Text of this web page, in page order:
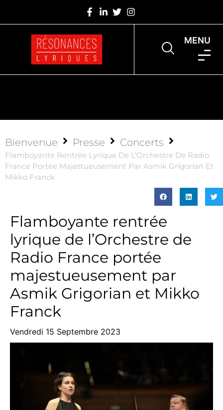
MENU
Bienvenue Presse Concerts
Flamboyante Rentrée Lyrique De L’Orchestre De Radio
France Portée Majestueusement Par Asmik Grigorian Et
Mikko Franck
Flamboyante rentrée
lyrique de l’Orchestre de
Radio France portée
majestueusement par
Asmik Grigorian et Mikko
Franck
Vendredi 15 Septembre 2023